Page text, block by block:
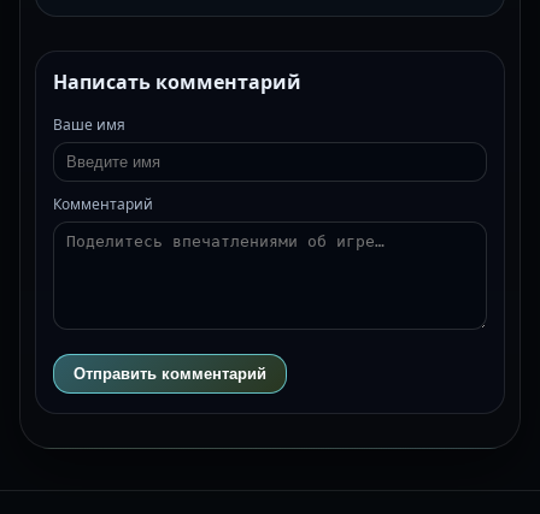
Написать комментарий
Ваше имя
Комментарий
Отправить комментарий